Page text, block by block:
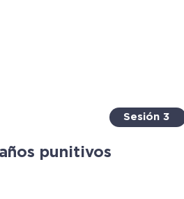
Sesión 3
punitivos